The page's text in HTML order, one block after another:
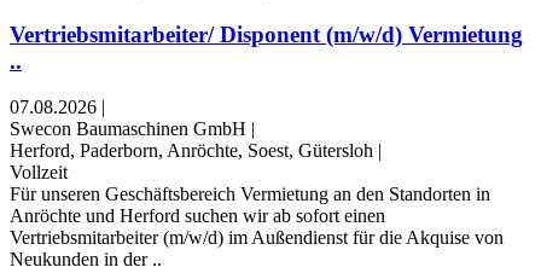
Vertriebsmitarbeiter/ Disponent (m/w/d) Vermietung
..
07.08.2026
Swecon Baumaschinen GmbH
Herford, Paderborn, Anröchte, Soest, Gütersloh
Vollzeit
Für unseren Geschäftsbereich Vermietung an den Standorten in
Anröchte und Herford suchen wir ab sofort einen
Vertriebsmitarbeiter (m⁠/⁠w⁠/⁠d) im Außendienst für die Akquise von
Neukunden in der ..